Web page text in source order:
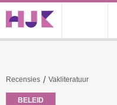
Recensies / Vakliteratuur
BELEID